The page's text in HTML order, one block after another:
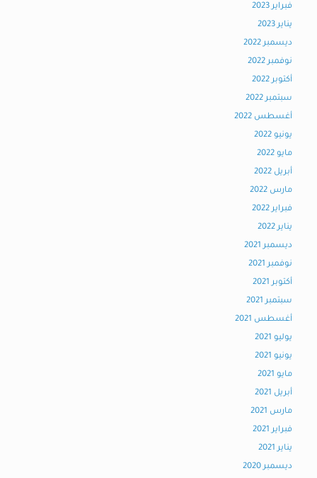
فبراير 2023
يناير 2023
ديسمبر 2022
نوفمبر 2022
أكتوبر 2022
سبتمبر 2022
أغسطس 2022
يونيو 2022
مايو 2022
أبريل 2022
مارس 2022
فبراير 2022
يناير 2022
ديسمبر 2021
نوفمبر 2021
أكتوبر 2021
سبتمبر 2021
أغسطس 2021
يوليو 2021
يونيو 2021
مايو 2021
أبريل 2021
مارس 2021
فبراير 2021
يناير 2021
ديسمبر 2020